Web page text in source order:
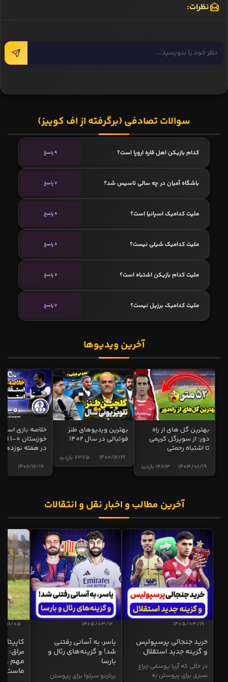
نظرات:
سوالات تصادفی (برگرفته از اف کوییز)
کدام بازیکن اهل قاره اروپا است؟ 9 پاسخ
باشگاه آمیان در چه سالی تاسیس شد؟ 7 پاسخ
ملیت کدامیک اسپانیا است؟ 8 پاسخ
ملیت کدامیک شیلی نیست؟ 8 پاسخ
ملیت کدام بازیکن اشتباه است؟ 7 پاسخ
ملیت کدامیک برزیل نیست؟ 7 پاسخ
آخرین ویدیوها
بهترین گل های از راه
دور؛ از سوپرگل کریمی
تا اشتباه رحمتی
14813 بازدید 1403/01/19
بهترین ویدیوهای طنز
فوتبالی در سال 1402
7375 بازدید 1402/12/19
خلاصه بازی
در هفته نوزدهم
1402/12/19
آخرین مطالب و اخبار نقل و انتقالات
1405/03/19
خرید جنجالی پرسپولیس
و گزینه جدید استقلال
در حالی که آریا یوسفی چراغ
سبزی برای پیوستن به
1405/03/12
یاسر، به آسانی رفتنی
شد! و گزینه‌های رئال و
بارسا
برناردو سیلوا برای پیوستن
11/05
عراق:
مهم و
ماست